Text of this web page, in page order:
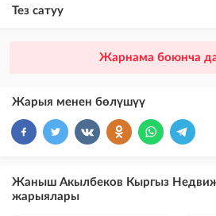
Тез сатуу
VIP жарыялардын үстүнө жарыя
бекер жарыялардын үстүнө жарыя
бекер жарыялардын үстүнө жарыя
Жарнама боюнча
Жарыя менен бөлүшүү
Жаныш Акылбеков Кыргыз
жарыялары